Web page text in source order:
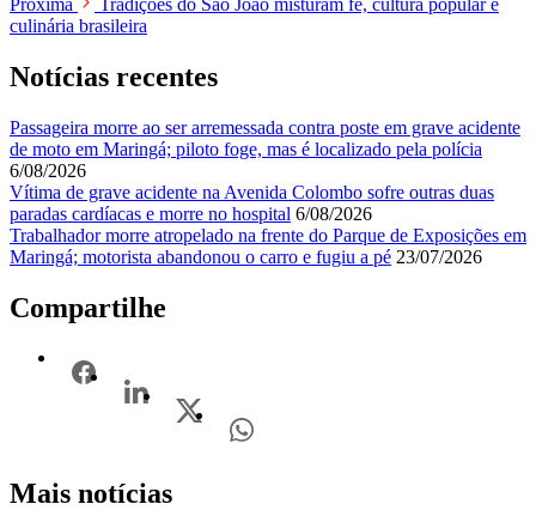
Próxima
Tradições do São João misturam fé, cultura popular e
culinária brasileira
Notícias recentes
Passageira morre ao ser arremessada contra poste em grave acidente
de moto em Maringá; piloto foge, mas é localizado pela polícia
6/08/2026
Vítima de grave acidente na Avenida Colombo sofre outras duas
paradas cardíacas e morre no hospital 6/08/2026
Trabalhador morre atropelado na frente do Parque de Exposições em
Maringá; motorista abandonou o carro e fugiu a pé 23/07/2026
Compartilhe
Mais notícias